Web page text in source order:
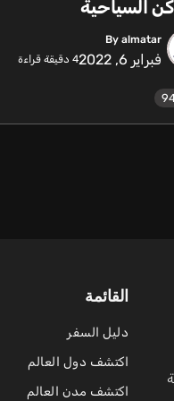
السياحية
By almatar
فبراير 6, 2022 4دقيقة قراءة
القائمة
دليل السفر
اكتشف دول العالم
اكتشف مدن العالم